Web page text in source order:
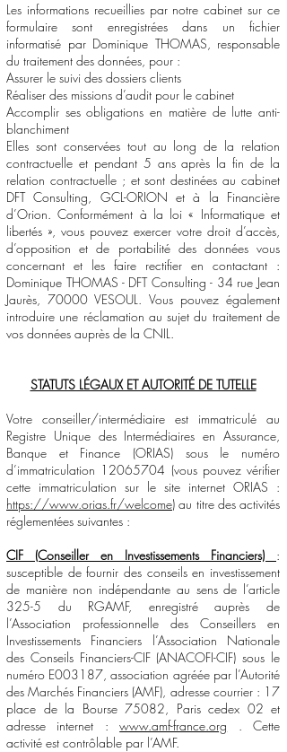
Les informations recueillies par notre cabinet sur ce
formulaire sont enregistrées dans un fichier
informatisé par Dominique THOMAS, responsable
du traitement des données, pour :
Assurer le suivi des dossiers clients
Réaliser des missions d’audit pour le cabinet
Accomplir ses obligations en matière de lutte anti-
blanchiment
Elles sont conservées tout au long de la relation
contractuelle et pendant 5 ans après la fin de la
relation contractuelle ; et sont destinées au cabinet
DFT Consulting, GCL-ORION et à la Financière
d’Orion. Conformément à la loi « Informatique et
libertés », vous pouvez exercer votre droit d’accès,
d’opposition et de portabilité des données vous
concernant et les faire rectifier en contactant :
Dominique THOMAS - DFT Consulting - 34 rue Jean
Jaurès, 70000 VESOUL. Vous pouvez également
introduire une réclamation au sujet du traitement de
vos données auprès de la CNIL.
STATUTS LÉGAUX ET AUTORITÉ DE TUTELLE
Votre conseiller/intermédiaire est immatriculé au
Registre Unique des Intermédiaires en Assurance,
Banque et Finance (ORIAS) sous le numéro
d’immatriculation 12065704 (vous pouvez vérifier
cette immatriculation sur le site internet ORIAS :
https://www.orias.fr/welcome) au titre des activités
réglementées suivantes :
CIF (Conseiller en Investissements Financiers) :
susceptible de fournir des conseils en investissement
de manière non indépendante au sens de l’article
325-5 du RGAMF, enregistré auprès de
l’Association professionnelle des Conseillers en
Investissements Financiers l’Association Nationale
des Conseils Financiers-CIF (ANACOFI-CIF) sous le
numéro E003187, association agréée par l’Autorité
des Marchés Financiers (AMF), adresse courrier : 17
place de la Bourse 75082, Paris cedex 02 et
adresse internet :www.amf-france.org . Cette
activité est contrôlable par l’AMF.